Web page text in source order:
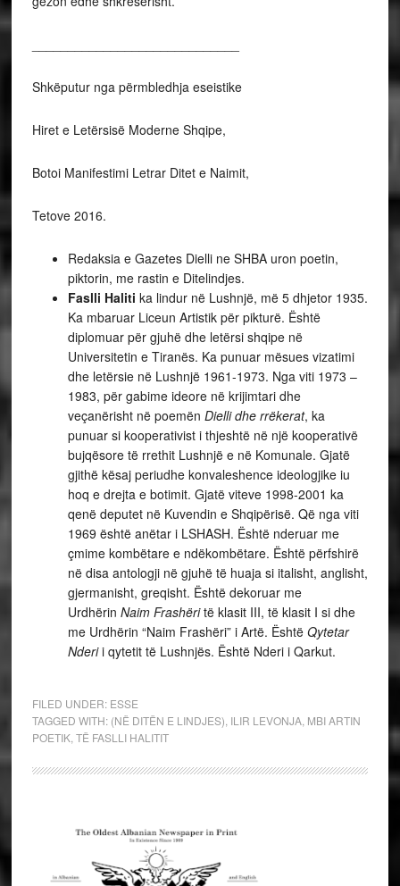
Shkëputur nga përmbledhja eseistike
Hiret e Letërsisë Moderne Shqipe,
Botoi Manifestimi Letrar Ditet e Naimit,
Tetove 2016.
Redaksia e Gazetes Dielli ne SHBA uron poetin,
piktorin, me rastin e Ditelindjes.
Faslli Haliti ka lindur në Lushnjë, më 5 dhjetor 1935.
Ka mbaruar Liceun Artistik për pikturë. Është
diplomuar për gjuhë dhe letërsi shqipe në
Universitetin e Tiranës. Ka punuar mësues vizatimi
dhe letërsie në Lushnjë 1961-1973. Nga viti 1973 –
1983, për gabime ideore në krijimtari dhe
veçanërisht në poemën Dielli dhe rrëkerat, ka
punuar si kooperativist i thjeshtë në një kooperativë
bujqësore të rrethit Lushnjë e në Komunale. Gjatë
gjithë kësaj periudhe konvaleshence ideologjike iu
hoq e drejta e botimit. Gjatë viteve 1998-2001 ka
qenë deputet në Kuvendin e Shqipërisë. Që nga viti
1969 është anëtar i LSHASH. Është nderuar me
çmime kombëtare e ndëkombëtare. Është përfshirë
në disa antologji në gjuhë të huaja si italisht, anglisht,
gjermanisht, greqisht. Është dekoruar me
Urdhërin Naim Frashëritë klasit III, të klasit I si dhe
me Urdhërin “Naim Frashëri” i Artë. Është Qytetar
Nderii qytetit të Lushnjës. Është Nderi i Qarkut.
FILED UNDER: ESSE
TAGGED WITH: (NË DITËN E LINDJES) ILIR LEVONJA, MBI ARTIN
POETIK, TË FASLLI HALITIT